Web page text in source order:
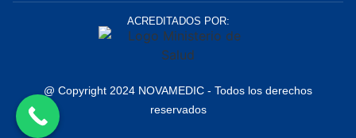
ACREDITADOS POR:
@ Copyright 2024 NOVAMEDIC - Todos los derechos
reservados